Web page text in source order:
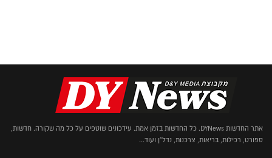
אתר החדשות DYNews. כל החדשות בזמן אמת. עידכונים שוטפים על כל מה שקורה. חדשות,
ספורט, רכילות, בריאות, צרכנות, נדל"ן ועוד...